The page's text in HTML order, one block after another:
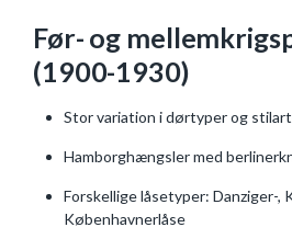
Før- og
(1900-1930)
Stor variation i dørtyper og
Hamborghængsler med
Forskellige låsetyper: Danziger-,
Københavnerlåse